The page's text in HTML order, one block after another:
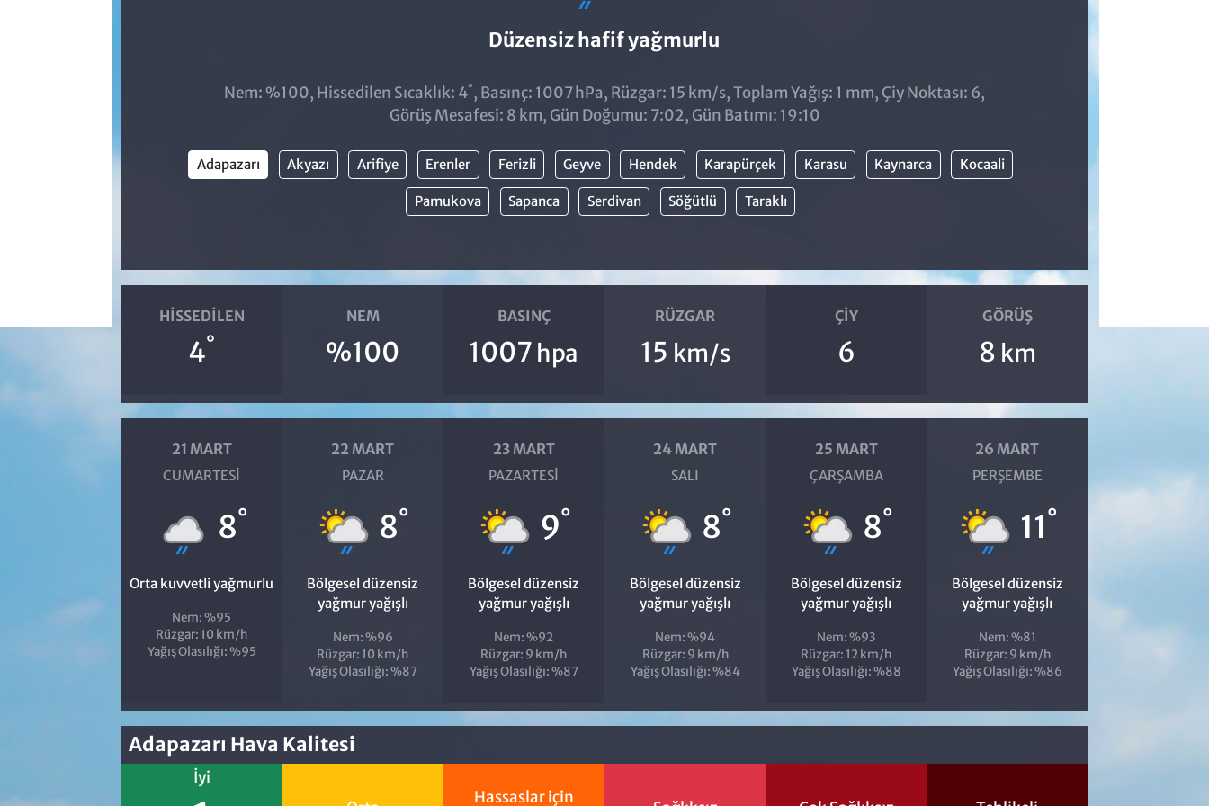
Düzensiz hafif yağmurlu
Nem: %100, Hissedilen Sıcaklık: 4°, Basınç: 1007 hPa, Rüzgar: 15 km/s, Toplam Yağış: 1 mm, Çiy Noktası: 6,
Görüş Mesafesi: 8 km, Gün Doğumu: 7:02, Gün Batımı: 19:10
Adapazarı Akyazı Arifiye Erenler Ferizli Geyve Hendek Karapürçek Karasu Kaynarca Kocaali
Pamukova Sapanca Serdivan Söğütlü Taraklı
HISSEDILEN
4°
NEM
%100
BASINÇ
1007 hpa
RÜZGAR
15 km/s
ÇIY
6
GÖRÜŞ
8 km
21 MART
CUMARTESI
8°
Orta kuvvetli yağmurlu
Nem: %95
Rüzgar: 10 km/h
Yağış Olasılığı: %95
22 MART
PAZAR
8°
Bölgesel düzensiz
yağmur yağışlı
Nem: %96
Rüzgar: 10 km/h
Yağış Olasılığı: %87
23 MART
PAZARTESI
9°
Bölgesel düzensiz
yağmur yağışlı
Nem: %92
Rüzgar: 9 km/h
Yağış Olasılığı: %87
24 MART
SALI
8°
Bölgesel düzensiz
yağmur yağışlı
Nem: %94
Rüzgar: 9 km/h
Yağış Olasılığı: %84
25 MART
ÇARŞAMBA
8°
Bölgesel düzensiz
yağmur yağışlı
Nem: %93
Rüzgar: 12 km/h
Yağış Olasılığı: %88
26 MART
PERŞEMBE
11°
Bölgesel düzensiz
yağmur yağışlı
Nem: %81
Rüzgar: 9 km/h
Yağış Olasılığı: %86
Adapazarı Hava Kalitesi
İyi
Hassaslar için